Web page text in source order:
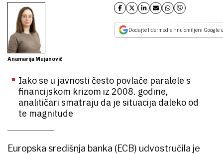
Anamarija Mujanović
Dodajte lidermedia.hr u omiljeni Google
Iako se u javnosti često povlače paralele s
financijskom krizom iz 2008. godine,
analitičari smatraju da je situacija daleko od
te magnitude
Europska središnja banka (ECB) udvostručila je